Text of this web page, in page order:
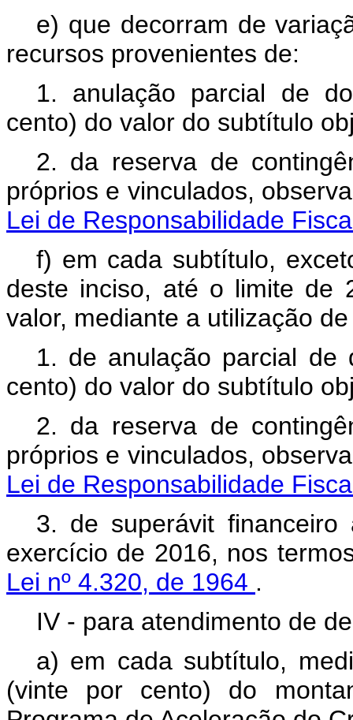
e) que decorram de
recursos provenientes de:
1. anulação parcial de
cento) do valor do subtítulo
2. da reserva de
próprios e vinculados,
Lei de Responsabilidade
f) em cada subtítulo,
deste inciso, até o limite de
valor, mediante a utilização
1. de anulação parcial de
cento) do valor do subtítulo
2. da reserva de
próprios e vinculados,
Lei de Responsabilidade
3. de superávit financeiro
exercício de 2016, nos
Lei nº 4.320, de 1964 .
IV - para atendimento de
a) em cada subtítulo,
(vinte por cento) do